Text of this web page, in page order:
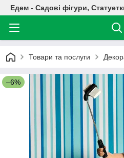
Едем - Садові фігури,
Товари та послуги
–6%